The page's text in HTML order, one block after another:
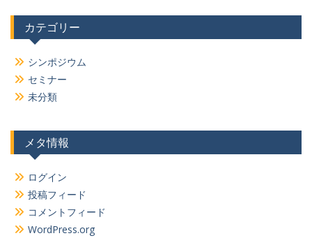
カテゴリー
シンポジウム
セミナー
未分類
メタ情報
ログイン
投稿フィード
コメントフィード
WordPress.org